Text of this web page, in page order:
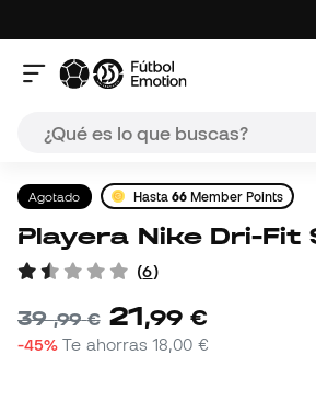
Agotado Hasta66 Member Points
Playera Nike Dri-
(6)
39,99 € 21,99 €
-45% Te ahorras18,00 €